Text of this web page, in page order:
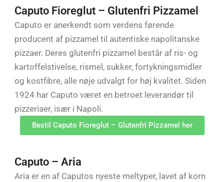
Caputo Fioreglut – Glutenfri Pizzamel
Caputo er anerkendt som verdens førende
producent af pizzamel til autentiske napolitanske
pizzaer. Deres glutenfri pizzamel består af ris- og
kartoffelstivelse, rismel, sukker, fortykningsmidler
og kostfibre, alle nøje udvalgt for høj kvalitet. Siden
1924 har Caputo været en betroet leverandør til
pizzeriaer, især i Napoli.
Bestil Caputo Fioreglut – Glutenfri Pizzamel her
Caputo – Aria
Aria er en af Caputos nyeste meltyper, lavet af korn